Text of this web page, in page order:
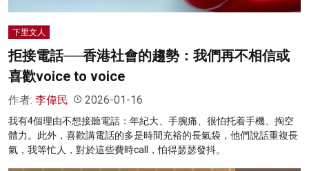
下里文人
拒接電話──香港社會的趨勢：我們再不相信或
喜歡voice to voice
作者: 李偉民 2026-01-16
我有4個理由不想接聽電話：年紀大、手腕痛、很怕托着手機、掏空
體力。此外，喜歡講電話的多是時間充裕的長氣袋，他們說話重複長
氣，我等忙人，對於這些費時call，怕得瑟瑟發抖。